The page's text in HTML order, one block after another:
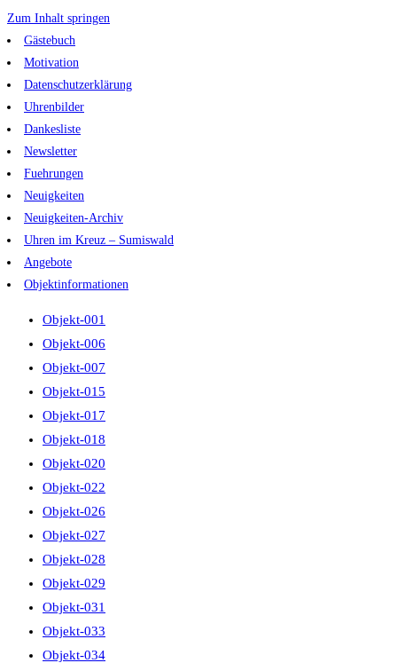
Zum Inhalt springen
Gästebuch
Motivation
Datenschutzerklärung
Uhrenbilder
Dankesliste
Newsletter
Fuehrungen
Neuigkeiten
Neuigkeiten-Archiv
Uhren im Kreuz – Sumiswald
Angebote
Objektinformationen
Objekt-001
Objekt-006
Objekt-007
Objekt-015
Objekt-017
Objekt-018
Objekt-020
Objekt-022
Objekt-026
Objekt-027
Objekt-028
Objekt-029
Objekt-031
Objekt-033
Objekt-034